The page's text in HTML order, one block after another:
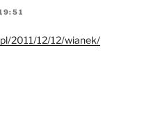
2011/12/12/wianek/